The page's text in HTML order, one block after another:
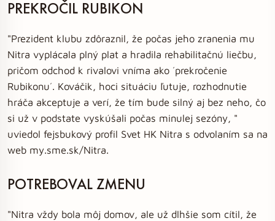
PREKROČIL RUBIKON
"Prezident klubu zdôraznil, že počas jeho zranenia mu
Nitra vyplácala plný plat a hradila rehabilitačnú liečbu,
pričom odchod k rivalovi vníma ako ´prekročenie
Rubikonu´. Kováčik, hoci situáciu ľutuje, rozhodnutie
hráča akceptuje a verí, že tím bude silný aj bez neho, čo
si už v podstate vyskúšali počas minulej sezóny, "
uviedol fejsbukový profil Svet HK Nitra s odvolaním sa na
web my.sme.sk/Nitra.
POTREBOVAL ZMENU
"Nitra vždy bola môj domov, ale už dlhšie som cítil, že